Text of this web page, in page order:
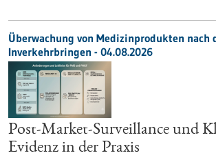
Überwachung von Medizinprodukten nach
Inverkehrbringen - 04.08.2026
Post-Market-Surveillance und
Evidenz in der Praxis